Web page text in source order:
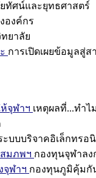
ทัศน์และยุทธศาสตร์
องค์กร
ยาลัย
การเปิดเผยข้อมูลสู่ส
จุฬาฯ เหตุผลที่...ทำไ
ะบบบริจาคอิเล็กทรอ
มภพฯ กองทุนจุฬาล
จุฬาฯ กองทุนภูมิคุ้มกั